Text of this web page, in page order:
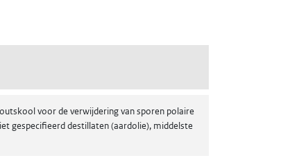
voor de verwijdering van sporen polaire
gespecifieerd destillaten (aardolie), middelste